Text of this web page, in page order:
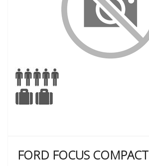
FORD FOCUS COMPACT